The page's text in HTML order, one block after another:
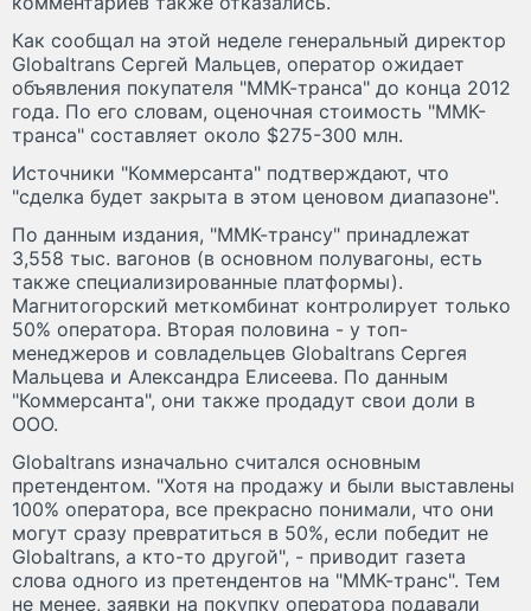
Как сообщал на этой неделе генеральный директор
Globaltrans Сергей Мальцев, оператор ожидает
объявления покупателя "ММК-транса" до конца 2012
года. По его словам, оценочная стоимость "ММК-
транса" составляет около $275-300 млн.
Источники "Коммерсанта" подтверждают, что
"сделка будет закрыта в этом ценовом диапазоне".
По данным издания, "ММК-трансу" принадлежат
3,558 тыс. вагонов (в основном полувагоны, есть
также специализированные платформы).
Магнитогорский меткомбинат контролирует только
50% оператора. Вторая половина - у топ-
менеджеров и совладельцев Globaltrans Сергея
Мальцева и Александра Елисеева. По данным
"Коммерсанта", они также продадут свои доли в
ООО.
Globaltrans изначально считался основным
претендентом. "Хотя на продажу и были выставлены
100% оператора, все прекрасно понимали, что они
могут сразу превратиться в 50%, если победит не
Globaltrans, а кто-то другой", - приводит газета
слова одного из претендентов на "ММК-транс". Тем
не менее, заявки на покупку оператора подавали